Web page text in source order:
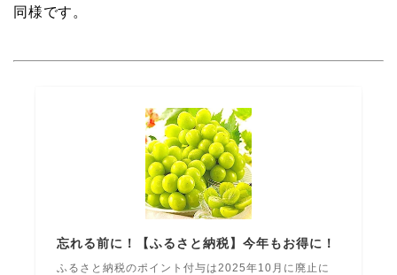
同様です。
忘れる前に！【ふるさと納税】今年もお得に！
ふるさと納税のポイント付与は2025年10月に廃止に